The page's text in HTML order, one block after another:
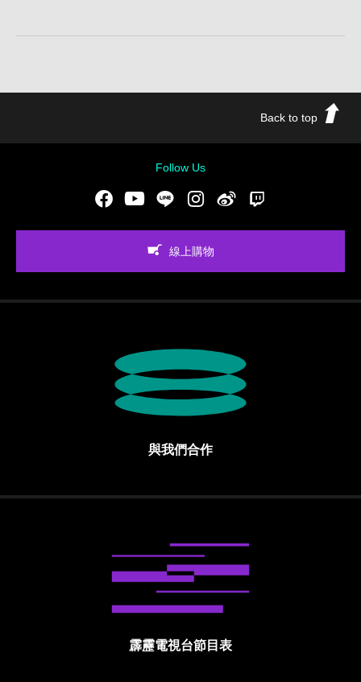
Back to top
Follow Us
FacebookYoutubeLINE Instgram新浪微博
線上購物
與我們合作
霹靂電視台節目表